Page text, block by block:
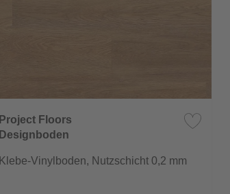
Project Floors
Designboden
Klebe-Vinylboden, Nutzschicht 0,2 mm